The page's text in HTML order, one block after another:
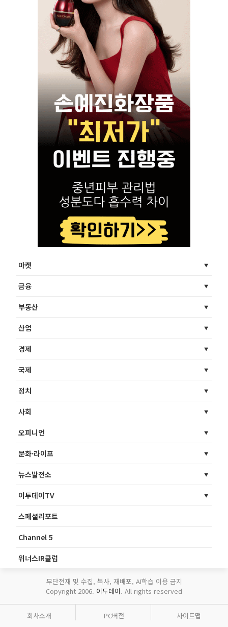
마켓
금융
부동산
산업
경제
국제
정치
사회
오피니언
문화·라이프
뉴스발전소
이투데이TV
스페셜리포트
Channel 5
위너스IR클럽
무단전재 및 수집, 복사, 재배포, AI학습 이용 금지
Copyright 2006. 이투데이. All rights reserved
회사소개 PC버전 사이트맵